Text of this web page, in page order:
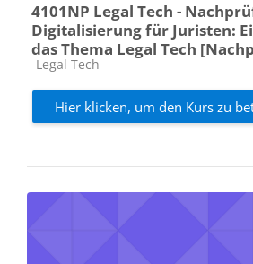
4101NP Legal Tech -
Digitalisierung für Juristen:
das Thema Legal Tech
Kursbereich
Legal Tech
Hier klicken, um den Kurs zu